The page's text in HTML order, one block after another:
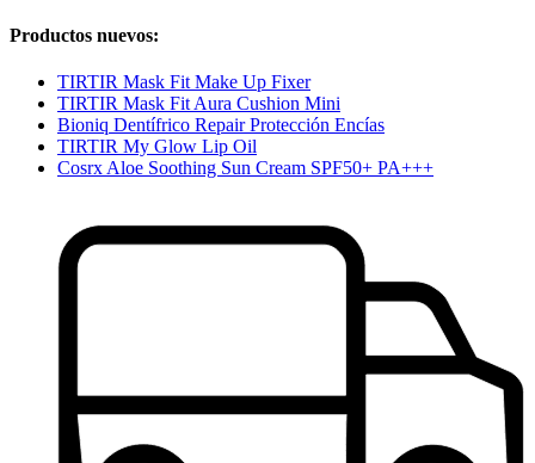
Productos nuevos:
TIRTIR Mask Fit Make Up Fixer
TIRTIR Mask Fit Aura Cushion Mini
Bioniq Dentífrico Repair Protección Encías
TIRTIR My Glow Lip Oil
Cosrx Aloe Soothing Sun Cream SPF50+ PA+++